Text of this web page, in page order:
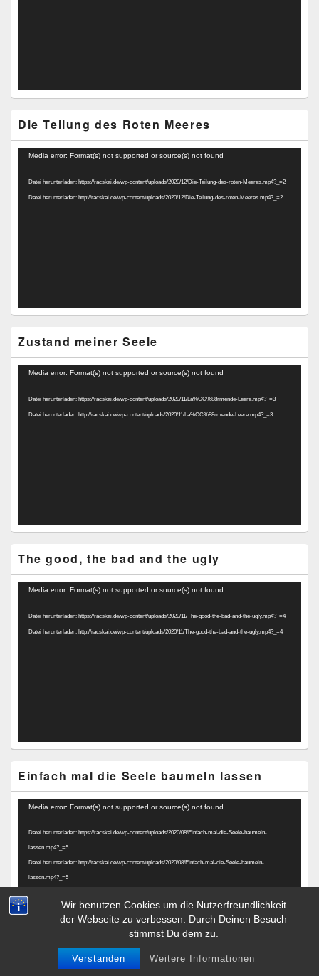
Wir benutzen Cookies um die Nutzerfreundlichkeit
der Webseite zu verbessen. Durch Deinen Besuch
stimmst Du dem zu.
Verstanden Weitere Informationen
Die Teilung des Roten Meeres
Video-
Media error: Format(s) not supported or source(s) not found
Datei herunterladen: https://racskai.de/wp-content/uploads/2020/12/Die-Teilung-des-roten-Meeres.mp4?_=2
Datei herunterladen: http://racskai.de/wp-content/uploads/2020/12/Die-Teilung-des-roten-Meeres.mp4?_=2
Zustand meiner Seele
Video-
Media error: Format(s) not supported or source(s) not found
Datei herunterladen: https://racskai.de/wp-content/uploads/2020/11/La%CC%88rmende-Leere.mp4?_=3
Datei herunterladen: http://racskai.de/wp-content/uploads/2020/11/La%CC%88rmende-Leere.mp4?_=3
The good, the bad and the ugly
Video-
Media error: Format(s) not supported or source(s) not found
Datei herunterladen: https://racskai.de/wp-content/uploads/2020/11/The-good-the-bad-and-the-ugly.mp4?_=4
Datei herunterladen: http://racskai.de/wp-content/uploads/2020/11/The-good-the-bad-and-the-ugly.mp4?_=4
Einfach mal die Seele baumeln lassen
Video-
Media error: Format(s) not supported or source(s) not found
Datei herunterladen: https://racskai.de/wp-content/uploads/2020/08/Einfach-mal-die-Seele-baumeln-
lassen.mp4?_=5
Datei herunterladen: http://racskai.de/wp-content/uploads/2020/08/Einfach-mal-die-Seele-baumeln-
lassen.mp4?_=5